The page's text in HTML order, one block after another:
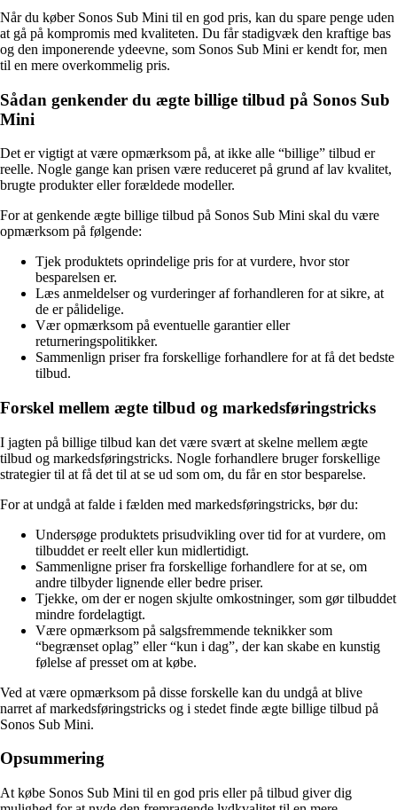
Når du køber Sonos Sub Mini til en god pris, kan du spare penge uden
at gå på kompromis med kvaliteten. Du får stadigvæk den kraftige bas
og den imponerende ydeevne, som Sonos Sub Mini er kendt for, men
til en mere overkommelig pris.
Sådan genkender du ægte billige tilbud på Sonos Sub
Mini
Det er vigtigt at være opmærksom på, at ikke alle “billige” tilbud er
reelle. Nogle gange kan prisen være reduceret på grund af lav kvalitet,
brugte produkter eller forældede modeller.
For at genkende ægte billige tilbud på Sonos Sub Mini skal du være
opmærksom på følgende:
Tjek produktets oprindelige pris for at vurdere, hvor stor
besparelsen er.
Læs anmeldelser og vurderinger af forhandleren for at sikre, at
de er pålidelige.
Vær opmærksom på eventuelle garantier eller
returneringspolitikker.
Sammenlign priser fra forskellige forhandlere for at få det bedste
tilbud.
Forskel mellem ægte tilbud og markedsføringstricks
I jagten på billige tilbud kan det være svært at skelne mellem ægte
tilbud og markedsføringstricks. Nogle forhandlere bruger forskellige
strategier til at få det til at se ud som om, du får en stor besparelse.
For at undgå at falde i fælden med markedsføringstricks, bør du:
Undersøge produktets prisudvikling over tid for at vurdere, om
tilbuddet er reelt eller kun midlertidigt.
Sammenligne priser fra forskellige forhandlere for at se, om
andre tilbyder lignende eller bedre priser.
Tjekke, om der er nogen skjulte omkostninger, som gør tilbuddet
mindre fordelagtigt.
Være opmærksom på salgsfremmende teknikker som
“begrænset oplag” eller “kun i dag”, der kan skabe en kunstig
følelse af presset om at købe.
Ved at være opmærksom på disse forskelle kan du undgå at blive
narret af markedsføringstricks og i stedet finde ægte billige tilbud på
Sonos Sub Mini.
Opsummering
At købe Sonos Sub Mini til en god pris eller på tilbud giver dig